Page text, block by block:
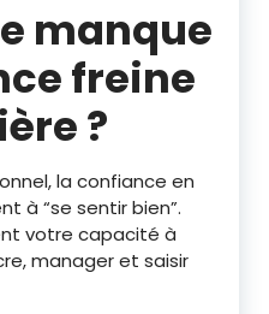
manque
freine
?
la confiance en
à “se sentir bien”.
votre capacité à
manager et saisir